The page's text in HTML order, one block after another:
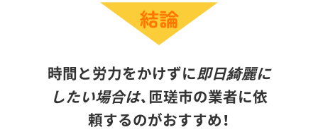
時間と労力をかけずに即日綺麗に
したい場合は、匝瑳市の業者に依
頼するのがおすすめ！